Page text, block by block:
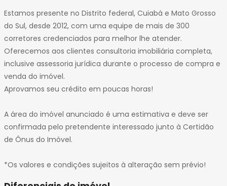
Estamos presente no Distrito federal, Cuiabá e Mato Grosso
do Sul, desde 2012, com uma equipe de mais de 300
corretores credenciados para melhor lhe atender.
Oferecemos aos clientes consultoria imobiliária completa,
inclusive assessoria jurídica durante o processo de compra e
venda do imóvel.
Aprovamos seu crédito em poucas horas!
A área do imóvel anunciado é uma estimativa e deve ser
confirmada pelo pretendente interessado junto à Certidão
de Ônus do Imóvel.
*Os valores e condições sujeitos à alteração sem prévio!